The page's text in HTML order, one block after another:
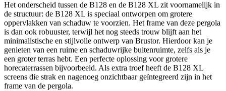
Het onderscheid tussen de B128 en de B128 XL zit voornamelijk in
de structuur: de B128 XL is speciaal ontworpen om grotere
oppervlakken van schaduw te voorzien. Het frame van deze pergola
is dan ook robuuster, terwijl het nog steeds trouw blijft aan het
minimalistische en stijlvolle ontwerp van Brustor. Hierdoor kan je
genieten van een ruime en schaduwrijke buitenruimte, zelfs als je
een groter terras hebt. Een perfecte oplossing voor grotere
horecaterrassen bijvoorbeeld. Als extra troef heeft de B128 XL
screens die strak en nagenoeg onzichtbaar geïntegreerd zijn in het
frame van de pergola.